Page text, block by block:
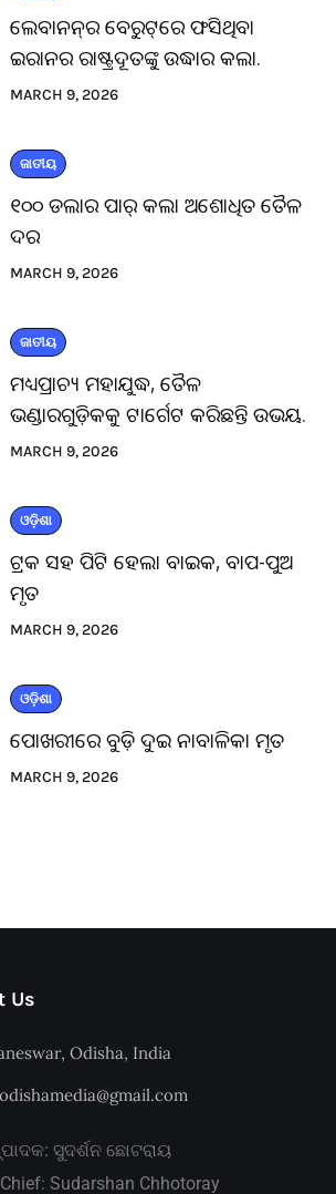
ଲେବାନନ୍‌ର ବେରୁଟ୍‌ରେ ଫସିଥିବା
ଇରାନର ରାଷ୍ଟ୍ରଦୂତଙ୍କୁ ଉଦ୍ଧାର କଲା.
MARCH 9, 2026
ଜାତୀୟ
୧୦୦ ଡଲାର ପାର୍ କଲା ଅଶୋଧିତ ତୈଳ
ଦର
MARCH 9, 2026
ଜାତୀୟ
ମଧ୍ୟପ୍ରାଚ୍ୟ ମହାଯୁଦ୍ଧ, ତୈଳ
ଭଣ୍ଡାରଗୁଡ଼ିକକୁ ଟାର୍ଗେଟ କରିଛନ୍ତି ଉଭୟ.
MARCH 9, 2026
ଓଡ଼ିଶା
ଟ୍ରକ ସହ ପିଟି ହେଲା ବାଇକ, ବାପ-ପୁଅ
ମୃତ
MARCH 9, 2026
ଓଡ଼ିଶା
ପୋଖରୀରେ ବୁଡ଼ି ଦୁଇ ନାବାଳିକା ମୃତ
MARCH 9, 2026
Us
Odisha, India
ସୁଦର୍ଶନ ଛୋଟରାୟ
Sudarshan Chhotoray